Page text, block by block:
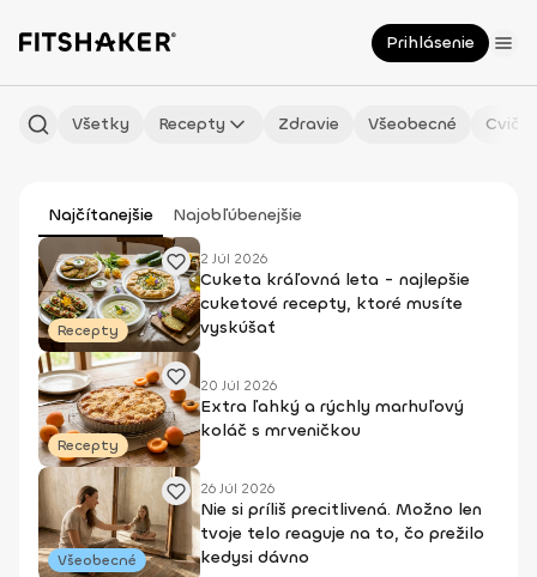
Prihlásenie
Všetky Recepty Zdravie Všeobecné
Najčítanejšie Najobľúbenejšie
Recepty
2 Júl 2026
Cuketa kráľovná leta - najlepšie
cuketové recepty, ktoré musíte
vyskúšať
Recepty
20 Júl 2026
Extra ľahký a rýchly marhuľový
koláč s mrveničkou
Všeobecné
26 Júl 2026
Nie si príliš precitlivená. Možno len
tvoje telo reaguje na to, čo prežilo
kedysi dávno